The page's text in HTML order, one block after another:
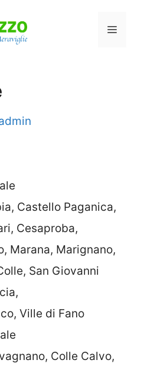
Menu
Castello Paganica,
Cesaproba,
Marana, Marignano,
San Giovanni
Ville di Fano
Colle Calvo,